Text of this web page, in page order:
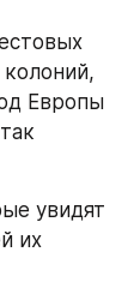
Европы
увидят
их